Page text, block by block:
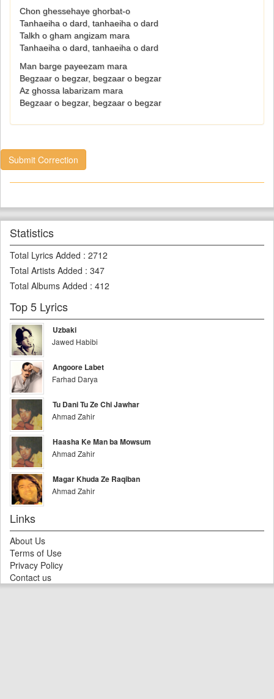
Chon ghessehaye ghorbat-o
Tanhaeiha o dard, tanhaeiha o dard
Talkh o gham angizam mara
Tanhaeiha o dard, tanhaeiha o dard
Man barge payeezam mara
Begzaar o begzar, begzaar o begzar
Az ghossa labarizam mara
Begzaar o begzar, begzaar o begzar
Submit Correction
Statistics
Total Lyrics Added : 2712
Total Artists Added : 347
Total Albums Added : 412
Top 5 Lyrics
Uzbaki
Jawed Habibi
Angoore Labet
Farhad Darya
Tu Dani Tu Ze Chi Jawhar
Ahmad Zahir
Haasha Ke Man ba Mowsum
Ahmad Zahir
Magar Khuda Ze Raqiban
Ahmad Zahir
Links
About Us
Terms of Use
Privacy Policy
Contact us